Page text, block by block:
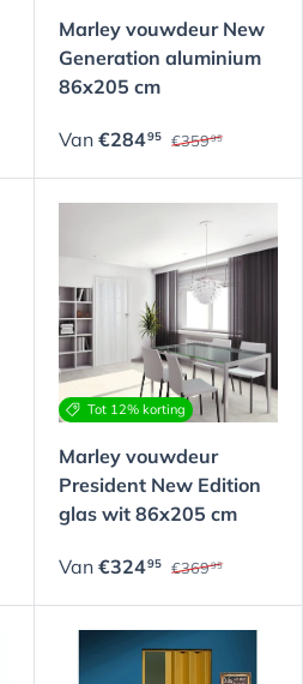
Marley vouwdeur New
Generation aluminium
86x205 cm
Van €28495 €35995
Tot 12% korting
Marley vouwdeur
President New Edition
glas wit 86x205 cm
Van €32495 €36995